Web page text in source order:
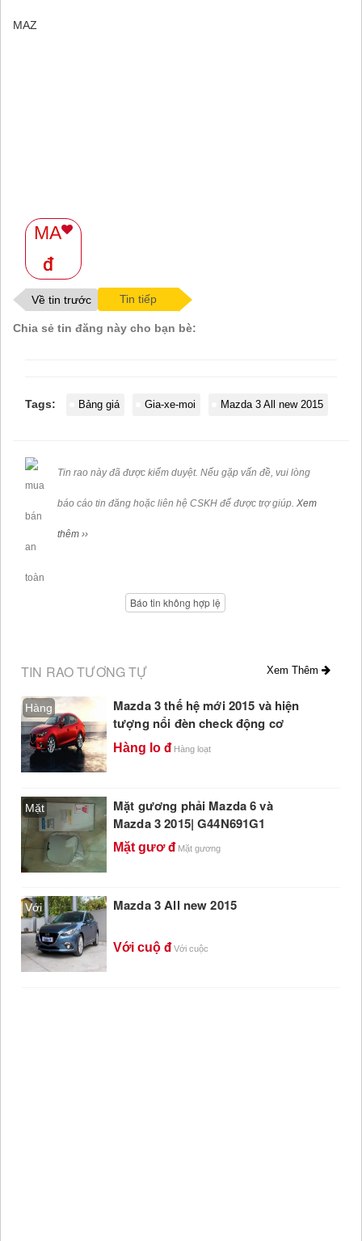
MAZ
MA
Về tin trước Tin tiếp
Chia sẻ tin đăng này cho bạn bè:
Tags: Bảng giá Gia-xe-moi Mazda 3 All new 2015
Tin rao này đã được kiểm duyệt. Nếu gặp vấn đề, vui lòng
báo cáo tin đăng hoặc liên hệ CSKH để được trợ giúp. Xem
thêm ››
Báo tin không hợp lệ
TIN RAO TƯƠNG TỰ Xem Thêm
Hàng
Mazda 3 thế hệ mới 2015 và hiện
tượng nổi đèn check động cơ
Hàng lo Hàng loạt
Mặt
Mặt gương phải Mazda 6 và
Mazda 3 2015| G44N691G1
Mặt gươ Mặt gương
Với Mazda 3 All new 2015
Với cuộ Với cuộc